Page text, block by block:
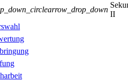
arrow_drop_down
II